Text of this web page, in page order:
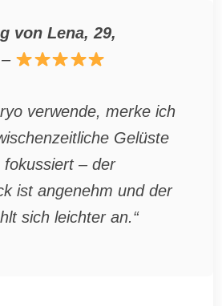
von Lena, 29,
–
verwende, merke ich
Gelüste
fokussiert – der
ist angenehm und der
sich leichter an.“